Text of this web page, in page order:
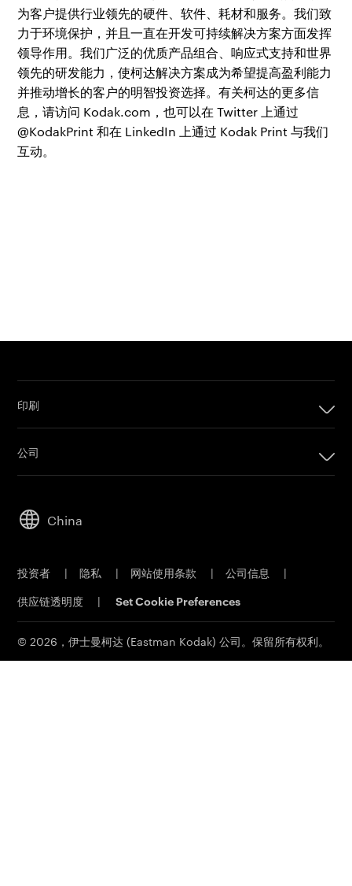
为客户提供行业领先的硬件、软件、耗材和服务。我们致
力于环境保护，并且一直在开发可持续解决方案方面发挥
领导作用。我们广泛的优质产品组合、响应式支持和世界
领先的研发能力，使柯达解决方案成为希望提高盈利能力
并推动增长的客户的明智投资选择。有关柯达的更多信
息，请访问 Kodak.com，也可以在 Twitter 上通过
@KodakPrint 和在 LinkedIn 上通过 Kodak Print 与我们
互动。
印刷
数码印刷产品
胶版印刷产品
客户门户网站
印刷电子邮件订阅
联系销售部门
公司
可持续发展
人才招聘
材料安全数据表
联系我们
China
投资者 | 隐私 | 网站使用条款 | 公司信息 |
供应链透明度 | Set Cookie Preferences
© 2026，伊士曼柯达 (Eastman Kodak) 公司。保留所有权利。